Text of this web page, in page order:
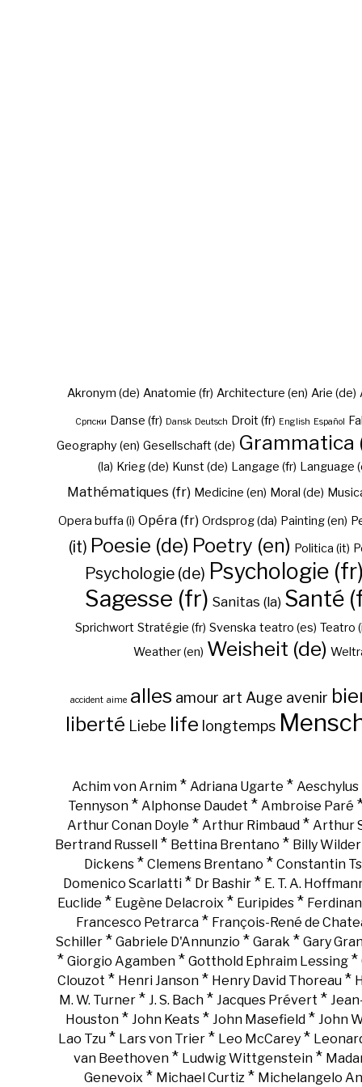
Akronym (de) Anatomie (fr) Architecture (en) Arie (de)
Cрпски Danse (fr) Dansk Deutsch Droit (fr) English Español
Geography (en) Gesellschaft (de) Grammatica
(la) Krieg (de) Kunst (de) Langage (fr) Language
Mathématiques (fr) Medicine (en) Moral (de)
Opera buffa (i) Opéra (fr) Ordsprog (da) Painting (en)
(it) Poesie (de) Poetry (en) Politica (it)
Psychologie (de) Psychologie (fr)
Sagesse (fr) Sanitas (la) Santé
Sprichwort Stratégie (fr) Svenska teatro (es) Teatro
Weather (en) Weisheit (de)
accident aime alles amour art Auge avenir
liberté Liebe life longtemps
Achim von Arnim* Adriana Ugarte * Aeschylus
Tennyson * Alphonse Daudet * Ambroise Paré
Arthur Conan Doyle * Arthur Rimbaud * Arthur
Bertrand Russell * Bettina Brentano * Billy Wilder
Dickens * Clemens Brentano * Constantin
Domenico Scarlatti * Dr Bashir * E. T. A.
Euclide * Eugène Delacroix * Euripides *
Francesco Petrarca * François-René de
Schiller * Gabriele D'Annunzio * Garak * Gary
* Giorgio Agamben * Gotthold Ephraim Lessing *
Clouzot * Henri Janson* Henry David Thoreau*
M. W. Turner * J. S. Bach * Jacques Prévert *
Houston* John Keats* John Masefield* John
Lao Tzu* Lars von Trier* Leo McCarey*
van Beethoven* Ludwig Wittgenstein*
Genevoix * Michael Curtiz* Michelangelo